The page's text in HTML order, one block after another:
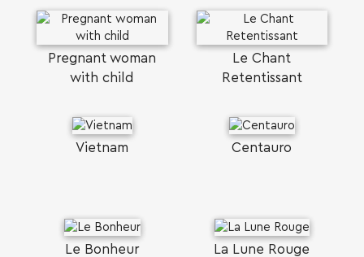
Pregnant woman
with child
Le Chant
Retentissant
Vietnam Centauro
Le Bonheur La Lune Rouge